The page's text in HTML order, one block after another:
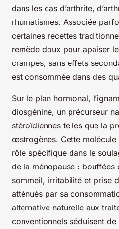
dans les cas d’arthrite,
rhumatismes. Associée
certaines recettes
remède doux pour apaiser
crampes, sans effets
est consommée dans des
Sur le plan hormonal,
diosgénine, un précurseur
stéroïdiennes telles que la
œstrogènes. Cette molécule
rôle spécifique dans le
de la ménopause : bouffées
sommeil, irritabilité et prise
atténués par sa
alternative naturelle aux
conventionnels séduisent